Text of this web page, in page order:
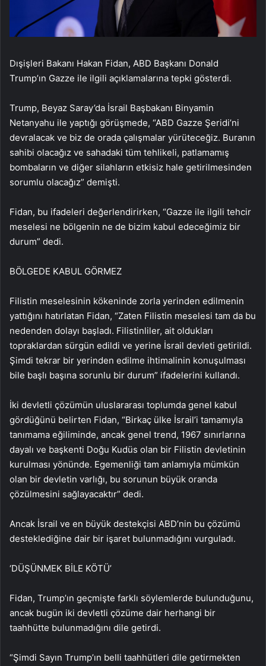
Dışişleri Bakanı Hakan Fidan, ABD Başkanı Donald
Trump’ın Gazze ile ilgili açıklamalarına tepki gösterdi.
Trump, Beyaz Saray’da İsrail Başbakanı Binyamin
Netanyahu ile yaptığı görüşmede, “ABD Gazze Şeridi’ni
devralacak ve biz de orada çalışmalar yürüteceğiz. Buranın
sahibi olacağız ve sahadaki tüm tehlikeli, patlamamış
bombaların ve diğer silahların etkisiz hale getirilmesinden
sorumlu olacağız” demişti.
Fidan, bu ifadeleri değerlendirirken, “Gazze ile ilgili tehcir
meselesi ne bölgenin ne de bizim kabul edeceğimiz bir
durum” dedi.
BÖLGEDE KABUL GÖRMEZ
Filistin meselesinin kökeninde zorla yerinden edilmenin
yattığını hatırlatan Fidan, “Zaten Filistin meselesi tam da bu
nedenden dolayı başladı. Filistinliler, ait oldukları
topraklardan sürgün edildi ve yerine İsrail devleti getirildi.
Şimdi tekrar bir yerinden edilme ihtimalinin konuşulması
bile başlı başına sorunlu bir durum” ifadelerini kullandı.
İki devletli çözümün uluslararası toplumda genel kabul
gördüğünü belirten Fidan, “Birkaç ülke İsrail’i tamamıyla
tanımama eğiliminde, ancak genel trend, 1967 sınırlarına
dayalı ve başkenti Doğu Kudüs olan bir Filistin devletinin
kurulması yönünde. Egemenliği tam anlamıyla mümkün
olan bir devletin varlığı, bu sorunun büyük oranda
çözülmesini sağlayacaktır” dedi.
Ancak İsrail ve en büyük destekçisi ABD’nin bu çözümü
desteklediğine dair bir işaret bulunmadığını vurguladı.
‘DÜŞÜNMEK BİLE KÖTÜ’
Fidan, Trump’ın geçmişte farklı söylemlerde bulunduğunu,
ancak bugün iki devletli çözüme dair herhangi bir
taahhütte bulunmadığını dile getirdi.
“Şimdi Sayın Trump’ın belli taahhütleri dile getirmekten